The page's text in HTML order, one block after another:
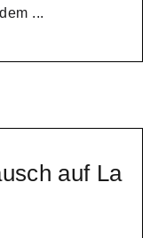
...
auf La